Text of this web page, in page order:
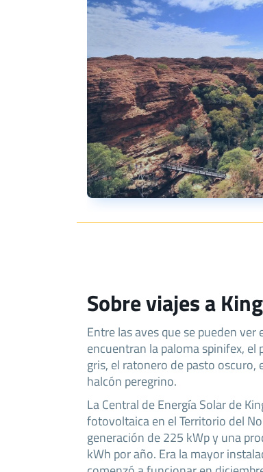
Sobre viajes a
Entre las aves que se pueden ver
encuentran la paloma spinifex, el
gris, el ratonero de pasto
halcón peregrino.
La Central de Energía Solar de
fotovoltaica en el Territorio del
generación de 225 kWp y una
kWh por año. Era la mayor